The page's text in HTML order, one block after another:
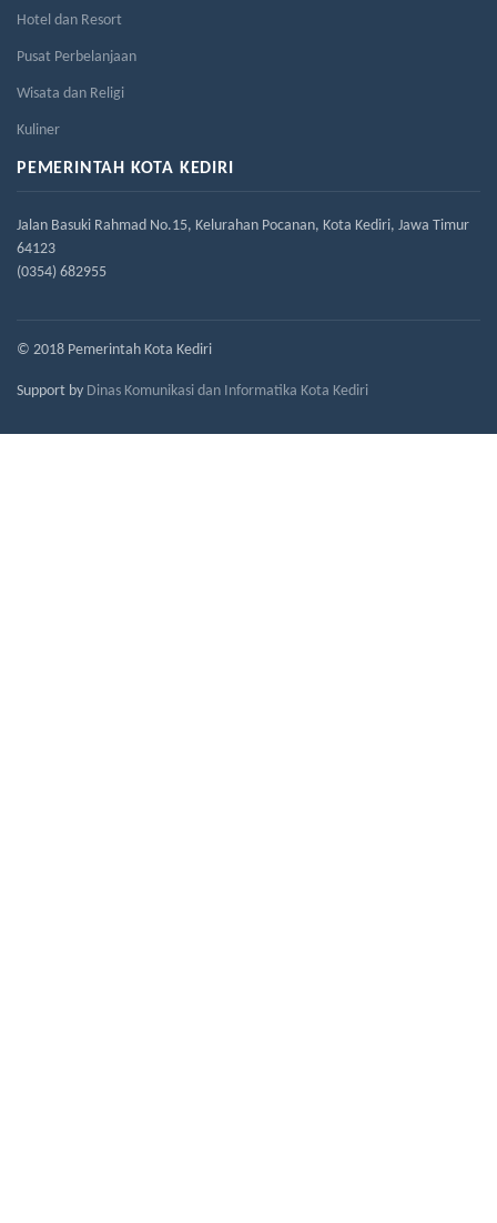
Hotel dan Resort
Pusat Perbelanjaan
Wisata dan Religi
Kuliner
PEMERINTAH KOTA KEDIRI
Jalan Basuki Rahmad No.15, Kelurahan Pocanan, Kota Kediri, Jawa Timur
64123
(0354) 682955
© 2018 Pemerintah Kota Kediri
Support by Dinas Komunikasi dan Informatika Kota Kediri